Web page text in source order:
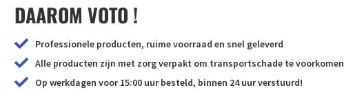
DAAROM VOTO !
Professionele producten, ruime voorraad en snel geleverd
Alle producten zijn met zorg verpakt om transportschade te voorkomen
Op werkdagen voor 15:00 uur besteld, binnen 24 uur verstuurd!